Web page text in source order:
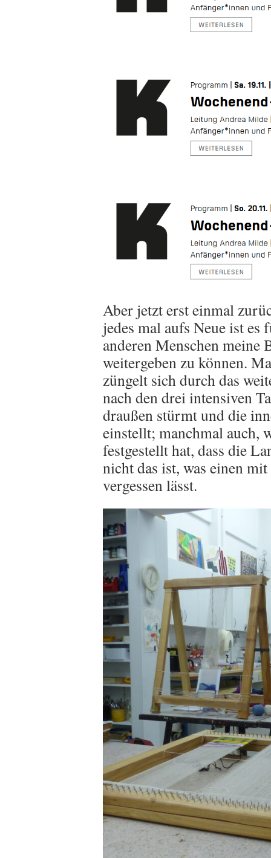
Aber jetzt erst einmal
jedes mal aufs Neue ist
anderen Menschen
weitergeben zu können.
züngelt sich durch das
nach den drei intensiven
draußen stürmt und die
einstellt; manchmal auch,
festgestellt hat, dass die
nicht das ist, was einen
vergessen lässt.